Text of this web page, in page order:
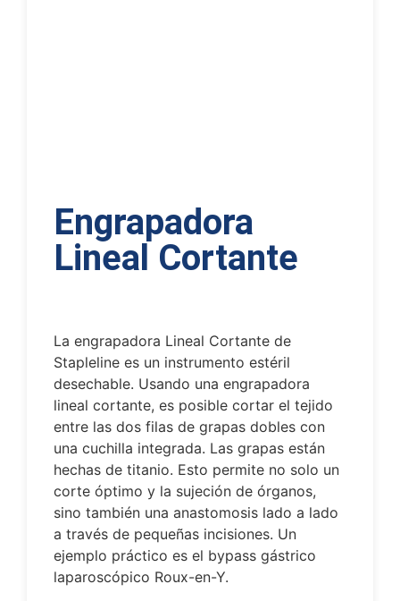
Engrapadora
Lineal Cortante
La engrapadora Lineal Cortante de
Stapleline es un instrumento estéril
desechable. Usando una engrapadora
lineal cortante, es posible cortar el tejido
entre las dos filas de grapas dobles con
una cuchilla integrada. Las grapas están
hechas de titanio. Esto permite no solo un
corte óptimo y la sujeción de órganos,
sino también una anastomosis lado a lado
a través de pequeñas incisiones. Un
ejemplo práctico es el bypass gástrico
laparoscópico Roux-en-Y.